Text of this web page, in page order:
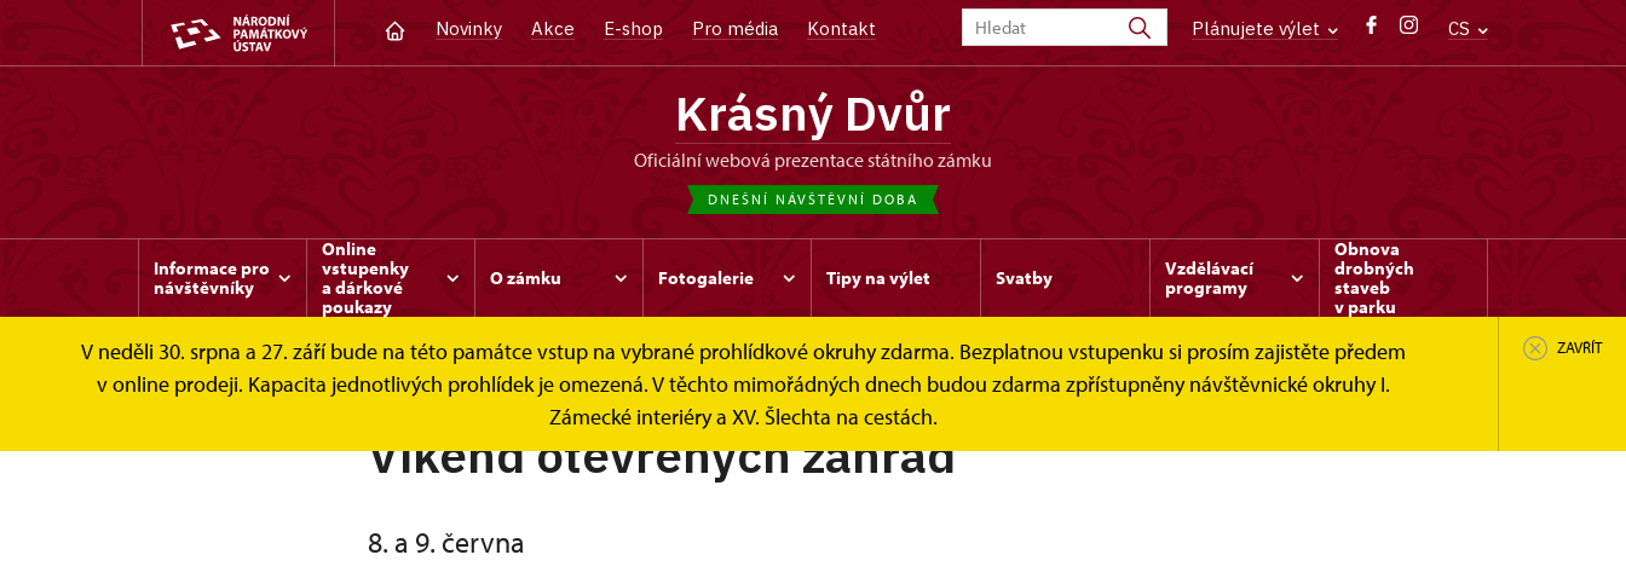
Novinky Akce E-shop Pro média Kontakt Plánujete výlet CS
Krásný Dvůr
oficiální webová prezentace státního zámku
DNEŠNÍ NÁVŠTĚVNÍ DOBA
Informace pro
návštěvníky
Online
vstupenky
a dárkové
poukazy
O zámku Fotogalerie Tipy na výlet Svatby
Vzdělávací
programy
Obnova
drobných
staveb
v parku
V neděli 30. srpna a 27. září bude na této památce vstup na vybrané prohlídkové okruhy zdarma. Bezplatnou vstupenku si prosím zajistěte předem
v online prodeji. Kapacita jednotlivých prohlídek je omezená. V těchto mimořádných dnech budou zdarma zpřístupněny návštěvnické okruhy I.
Zámecké interiéry a XV. Šlechta na cestách.
ZAVŘÍT
Víkend otevřených zahrad
8. a 9. června